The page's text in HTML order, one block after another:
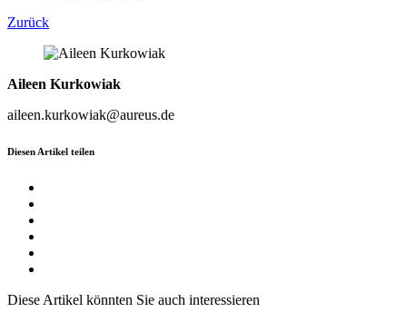
Zurück
Aileen Kurkowiak
aileen.kurkowiak@aureus.de
Diesen Artikel teilen
Diese Artikel könnten Sie auch interessieren